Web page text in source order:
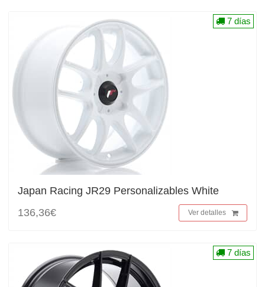
Japan Racing JR29 Personalizables White
136,36€
Ver detalles
7 días
7 días